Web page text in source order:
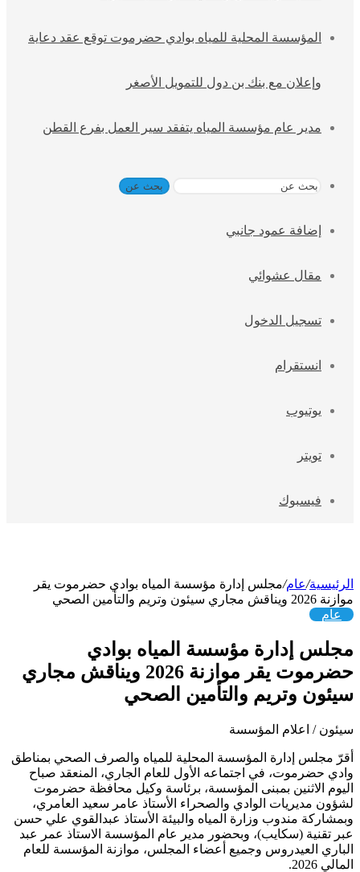
المؤسسة المحلية للمياه بوادي حضرموت توقع عقد دعاية
وإعلان مع بنك بن دول للتمويل الأصغر
مدير عام مؤسسة المياه يتفقد سير العمل بفرع القطن
بحث عن
إضافة عمود جانبي
مقال عشوائي
تسجيل الدخول
انستقرام
يوتيوب
تويتر
فيسبوك
الرئيسية/عام/مجلس إدارة مؤسسة المياه بوادي حضرموت يقر
موازنة 2026 ويناقش مجاري سيئون وتريم والتأمين الصحي
عام
مجلس إدارة مؤسسة المياه بوادي
حضرموت يقر موازنة 2026 ويناقش مجاري
سيئون وتريم والتأمين الصحي
سيئون / اعلام المؤسسة
أقرّ مجلس إدارة المؤسسة المحلية للمياه والصرف الصحي بمناطق
وادي حضرموت، في اجتماعه الأول للعام الجاري، المنعقد صباح
اليوم الاثنين بمبنى المؤسسة، برئاسة وكيل محافظة حضرموت
لشؤون مديريات الوادي والصحراء الأستاذ عامر سعيد العامري،
وبمشاركة مندوب وزارة المياه والبيئة الأستاذ عبدالقوي علي حسن
عبر تقنية (سكايب)، وبحضور مدير عام المؤسسة الاستاذ عمر عبد
الباري العيدروس وجميع أعضاء المجلس، موازنة المؤسسة للعام
المالي 2026.